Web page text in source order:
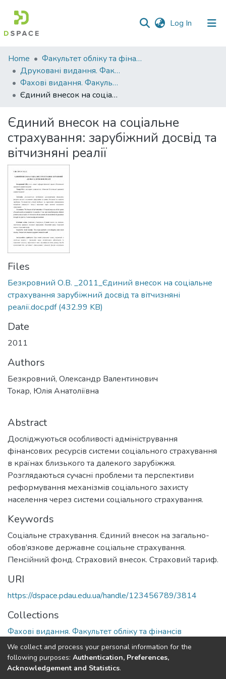
Log In (current)
Communities
&
Collections
All of DSpace
Statistics
Home
Факультет обліку та фінансів
Друковані видання. Факультет обліку та фінансів
Фахові видання. Факультет обліку та фінансів
Єдиний внесок на соціальне страхування: зарубіжний досвід та вітчизняні реалії
Єдиний внесок на соціальне
страхування: зарубіжний досвід та
вітчизняні реалії
Files
Безкровний О.В. _2011_Єдиний внесок на соціальне
страхування зарубіжний досвід та вітчизняні
реалії.doc.pdf(432.99 KB)
Date
2011
Authors
Безкровний, Олександр Валентинович
Токар, Юлія Анатоліївна
Abstract
Досліджуються особливості адміністрування
фінансових ресурсів системи соціального страхування
в країнах близького та далекого зарубіжжя.
Розглядаються сучасні проблеми та перспективи
реформування механізмів соціального захисту
населення через системи соціального страхування.
Keywords
Соціальне страхування. Єдиний внесок на загально-
обов’язкове державне соціальне страхування.
Пенсійний фонд. Страховий внесок. Страховий тариф.
URI
https://dspace.pdau.edu.ua/handle/123456789/3814
Collections
Фахові видання. Факультет обліку та фінансів
Full item page
We collect and process your personal information for the
following purposes: Authentication, Preferences,
Acknowledgement and Statistics.